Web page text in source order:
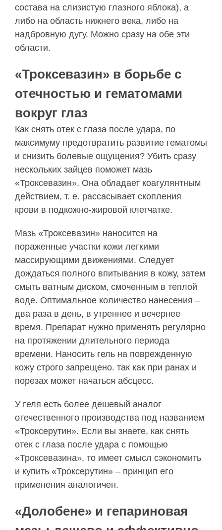
состава на слизистую глазного яблока), а
либо на область нижнего века, либо на
надбровную дугу. Можно сразу на обе эти
области.
«Троксевазин» в борьбе с
отечностью и гематомами
вокруг глаз
Как снять отек с глаза после удара, по
максимуму предотвратить развитие гематомы
и снизить болевые ощущения? Убить сразу
нескольких зайцев поможет мазь
«Троксевазин». Она обладает коагулянтным
действием, т. е. рассасывает скопления
крови в подкожно-жировой клетчатке.
Мазь «Троксевазин» наносится на
пораженные участки кожи легкими
массирующими движениями. Следует
дождаться полного впитывания в кожу, затем
смыть ватным диском, смоченным в теплой
воде. Оптимальное количество нанесения –
два раза в день, в утреннее и вечернее
время. Препарат нужно применять регулярно
на протяжении длительного периода
времени. Наносить гель на поврежденную
кожу строго запрещено. так как при ранах и
порезах может начаться абсцесс.
У геля есть более дешевый аналог
отечественного производства под названием
«Троксерутин». Если вы знаете, как снять
отек с глаза после удара с помощью
«Троксевазина», то имеет смысл сэкономить
и купить «Троксерутин» – принцип его
применения аналогичен.
«Долобене» и гепариновая